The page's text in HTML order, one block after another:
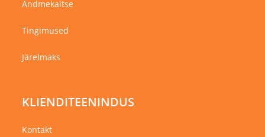
Andmekaitse
Tingimused
Järelmaks
KLIENDITEENINDUS
Kontakt